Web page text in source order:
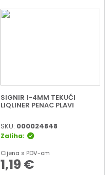
SIGNIR 1-4MM TEKUĆI
LIQLINER PENAC PLAVI
SKU: 000024848
Zaliha:
Cijena s PDV-om
1,19 €